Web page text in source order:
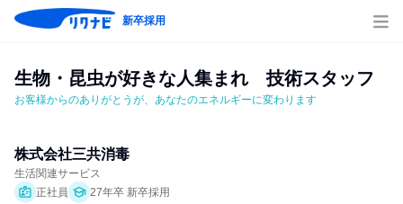
新卒採用
生物・昆虫が好きな人集まれ　技術スタッフ
お客様からのありがとうが、あなたのエネルギーに変わります
株式会社三共消毒
生活関連サービス
正社員
27年卒 新卒採用